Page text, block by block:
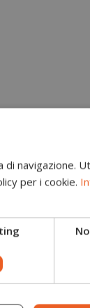
navigazione.
per i cookie.